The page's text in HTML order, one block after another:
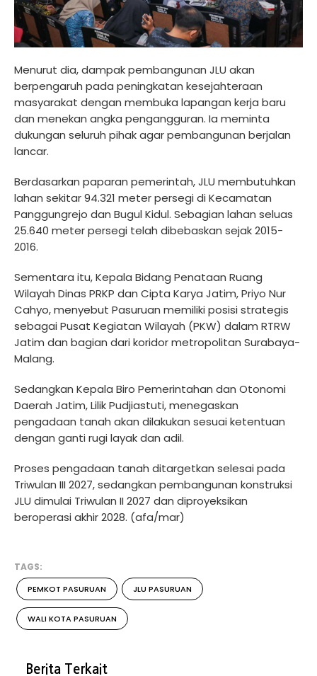
Menurut dia, dampak pembangunan JLU akan
berpengaruh pada peningkatan kesejahteraan
masyarakat dengan membuka lapangan kerja baru
dan menekan angka pengangguran. Ia meminta
dukungan seluruh pihak agar pembangunan berjalan
lancar.
Berdasarkan paparan pemerintah, JLU membutuhkan
lahan sekitar 94.321 meter persegi di Kecamatan
Panggungrejo dan Bugul Kidul. Sebagian lahan seluas
25.640 meter persegi telah dibebaskan sejak 2015-
2016.
Sementara itu, Kepala Bidang Penataan Ruang
Wilayah Dinas PRKP dan Cipta Karya Jatim, Priyo Nur
Cahyo, menyebut Pasuruan memiliki posisi strategis
sebagai Pusat Kegiatan Wilayah (PKW) dalam RTRW
Jatim dan bagian dari koridor metropolitan Surabaya-
Malang.
Sedangkan Kepala Biro Pemerintahan dan Otonomi
Daerah Jatim, Lilik Pudjiastuti, menegaskan
pengadaan tanah akan dilakukan sesuai ketentuan
dengan ganti rugi layak dan adil.
Proses pengadaan tanah ditargetkan selesai pada
Triwulan III 2027, sedangkan pembangunan konstruksi
JLU dimulai Triwulan II 2027 dan diproyeksikan
beroperasi akhir 2028. (afa/mar)
TAGS:
PEMKOT PASURUAN JLU PASURUAN
WALI KOTA PASURUAN
Berita Terkait